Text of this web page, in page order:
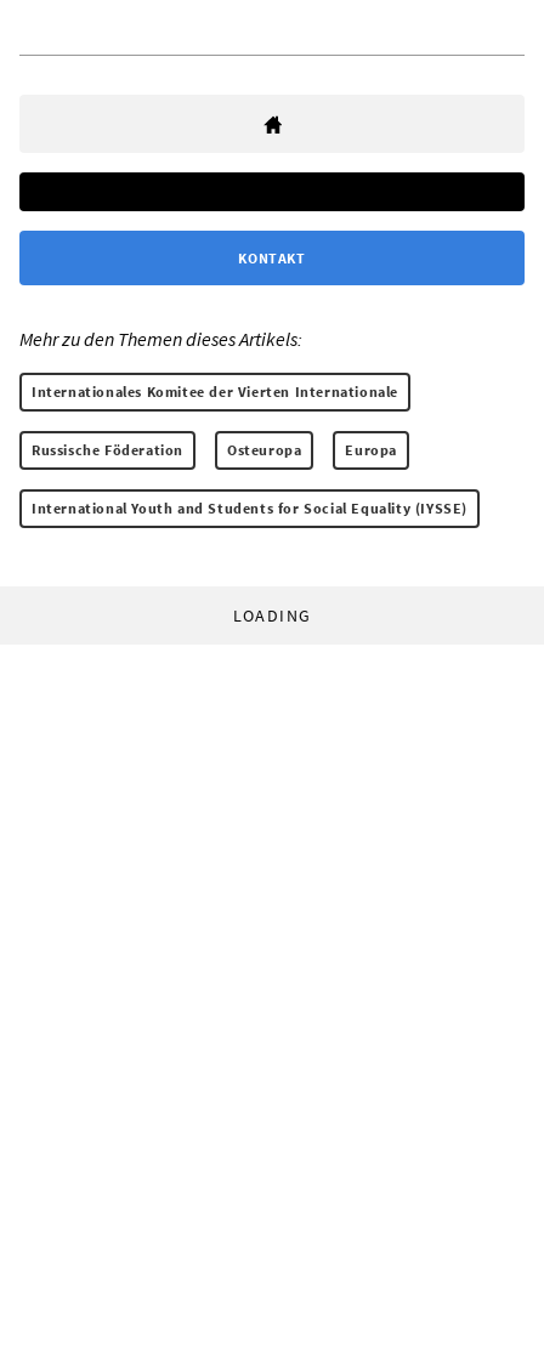
KONTAKT
Mehr zu den Themen dieses Artikels:
Internationales Komitee der Vierten Internationale
Russische Föderation Osteuropa Europa
International Youth and Students for Social Equality (IYSSE)
LOADING